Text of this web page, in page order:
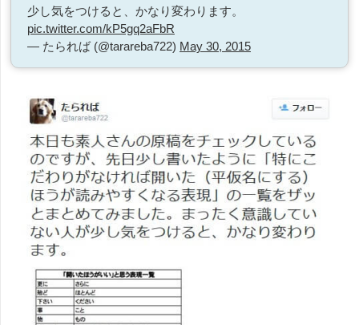
少し気をつけると、かなり変わります。
pic.twitter.com/kP5gq2aFbR
— たられば (@tarareba722) May 30, 2015